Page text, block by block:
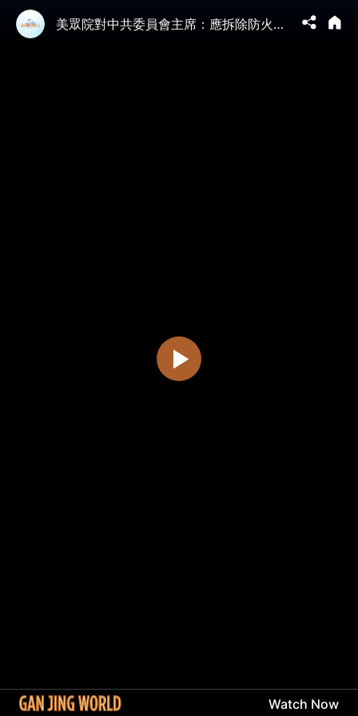
美眾院對中共委員會主席：應拆除防火長城；美國防部發布新北極戰略 遏制中俄擴張野心；布林肯本週亞洲行訪日菲 將向王毅談台灣安全；走私2噸芬太尼前體 中國公民被美國起訴【 #環球直擊 】｜ #新唐人電視台
Watch Now